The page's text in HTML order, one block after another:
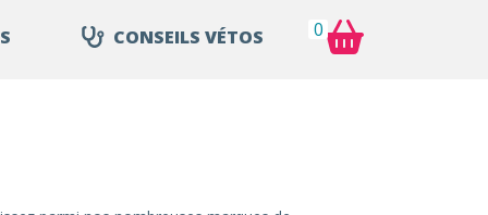
CONSEILS VÉTOS 0